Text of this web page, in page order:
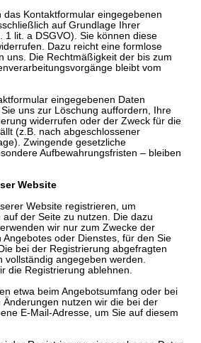
das Kontaktformular eingegebenen
auf Grundlage Ihrer
1 lit. a DSGVO). Sie können diese
Dazu reicht eine formlose
uns. Die Rechtmäßigkeit der bis zum
bleibt vom
eingegebenen Daten
uns zur Löschung auffordern, Ihre
widerrufen oder der Zweck für die
(z.B. nach abgeschlossener
Zwingende gesetzliche
Aufbewahrungsfristen – bleiben
Website
Website registrieren, um
der Seite zu nutzen. Die dazu
wir nur zum Zwecke der
Angebotes oder Dienstes, für den Sie
bei der Registrierung abgefragten
vollständig angegeben werden.
die Registrierung ablehnen.
etwa beim Angebotsumfang oder bei
nutzen wir die bei der
E-Mail-Adresse, um Sie auf diesem